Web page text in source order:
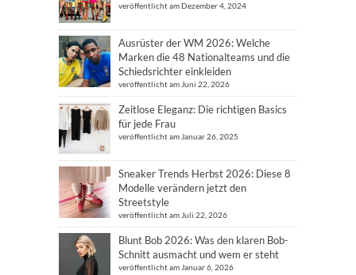
veröffentlicht am Dezember 4, 2024
Ausrüster der WM 2026: Welche
Marken die 48 Nationalteams und die
Schiedsrichter einkleiden
veröffentlicht am Juni 22, 2026
Zeitlose Eleganz: Die richtigen Basics
für jede Frau
veröffentlicht am Januar 26, 2025
Sneaker Trends Herbst 2026: Diese 8
Modelle verändern jetzt den
Streetstyle
veröffentlicht am Juli 22, 2026
Blunt Bob 2026: Was den klaren Bob-
Schnitt ausmacht und wem er steht
veröffentlicht am Januar 6, 2026